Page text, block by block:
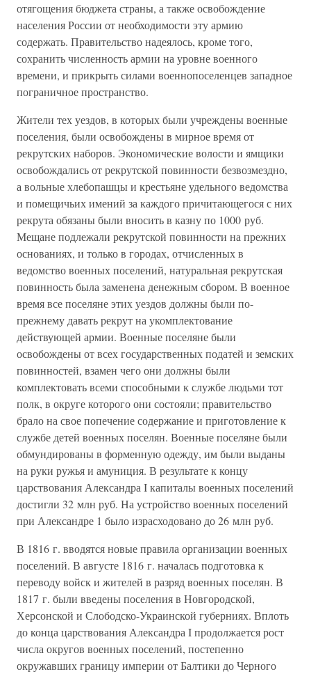
отягощения бюджета страны, а также освобождение
населения России от необходимости эту армию
содержать. Правительство надеялось, кроме того,
сохранить численность армии на уровне военного
времени, и прикрыть силами военнопоселенцев западное
пограничное пространство.
Жители тех уездов, в которых были учреждены военные
поселения, были освобождены в мирное время от
рекрутских наборов. Экономические волости и ямщики
освобождались от рекрутской повинности безвозмездно,
а вольные хлебопашцы и крестьяне удельного ведомства
и помещичьих имений за каждого причитающегося с них
рекрута обязаны были вносить в казну по 1000 руб.
Мещане подлежали рекрутской повинности на прежних
основаниях, и только в городах, отчисленных в
ведомство военных поселений, натуральная рекрутская
повинность была заменена денежным сбором. В военное
время все поселяне этих уездов должны были по-
прежнему давать рекрут на укомплектование
действующей армии. Военные поселяне были
освобождены от всех государственных податей и земских
повинностей, взамен чего они должны были
комплектовать всеми способными к службе людьми тот
полк, в округе которого они состояли; правительство
брало на свое попечение содержание и приготовление к
службе детей военных поселян. Военные поселяне были
обмундированы в форменную одежду, им были выданы
на руки ружья и амуниция. В результате к концу
царствования Александра I капиталы военных поселений
достигли 32 млн руб. На устройство военных поселений
при Александре 1 было израсходовано до 26 млн руб.
В 1816 г. вводятся новые правила организации военных
поселений. В августе 1816 г. началась подготовка к
переводу войск и жителей в разряд военных поселян. В
1817 г. были введены поселения в Новгородской,
Херсонской и Слободско-Украинской губерниях. Вплоть
до конца царствования Александра I продолжается рост
числа округов военных поселений, постепенно
окружавших границу империи от Балтики до Черного